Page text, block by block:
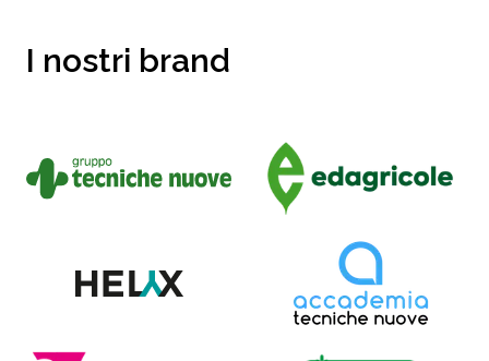
I nostri brand